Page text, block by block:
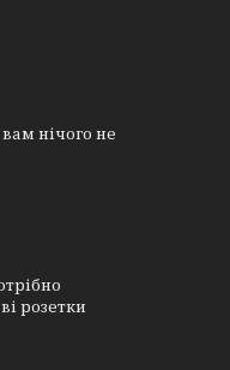
нічого не
розетки